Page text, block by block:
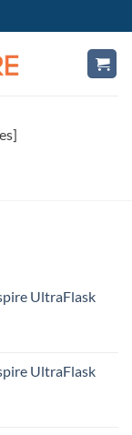
UltraFlask
UltraFlask